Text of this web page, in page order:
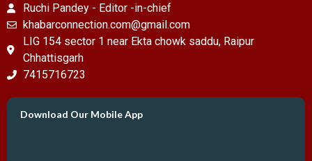
Ruchi Pandey - Editor -in-chief
khabarconnection.com@gmail.com
LIG 154 sector 1 near Ekta chowk saddu, Raipur
Chhattisgarh
7415716723
Download Our Mobile App